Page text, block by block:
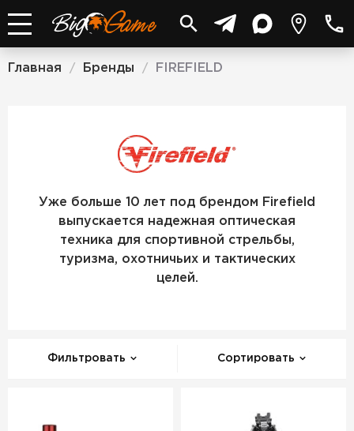
Главная / Бренды / FIREFIELD
FIREFIELD
Уже больше 10 лет под брендом Firefield
выпускается надежная оптическая
техника для спортивной стрельбы,
туризма, охотничьих и тактических
целей.
Фильтровать Сортировать